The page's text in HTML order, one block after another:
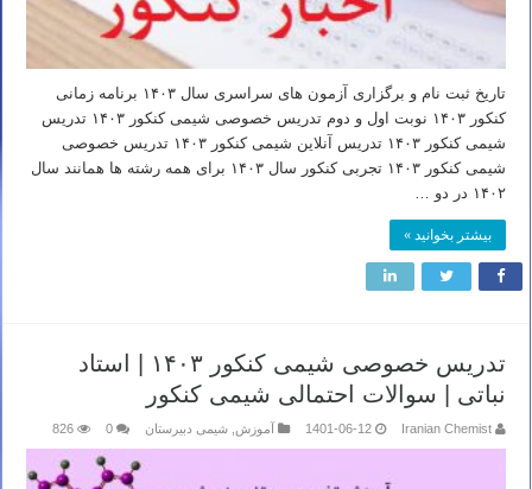
تاریخ ثبت نام و برگزاری آزمون های سراسری سال ۱۴۰۳ برنامه زمانی
کنکور ۱۴۰۳ نوبت اول و دوم تدریس خصوصی شیمی کنکور ۱۴۰۳ تدریس
شیمی کنکور ۱۴۰۳ تدریس آنلاین شیمی کنکور ۱۴۰۳ تدریس خصوصی
شیمی کنکور ۱۴۰۳ تجربی کنکور سال ۱۴۰۳ برای همه رشته ها همانند سال
۱۴۰۲ در دو …
بیشتر بخوانید »
تدریس خصوصی شیمی کنکور ۱۴۰۳ | استاد
نباتی | سوالات احتمالی شیمی کنکور
Iranian Chemist
1401-06-12 آموزش شیمی دبیرستان 0
826